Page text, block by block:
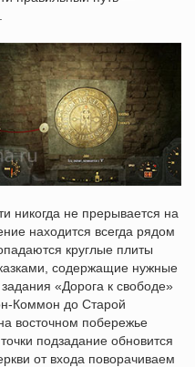
никогда не прерывается на
находится всегда рядом
круглые плиты
содержащие нужные
«Дорога к свободе»
Коммон до Старой
восточном побережье
подзадание обновится
от входа поворачиваем